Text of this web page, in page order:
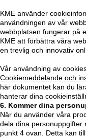
KME använder
användningen av vår
webbplatsen fungerar på
KME att förbättra våra
en trevlig och innovativ
Vår användning av
Cookiemeddelande och
här dokumentet kan du
hanterar dina
6. Kommer dina
När du använder våra
dela dina personuppgifter
punkt 4 ovan. Detta kan